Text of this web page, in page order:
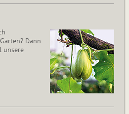
Dann
unsere